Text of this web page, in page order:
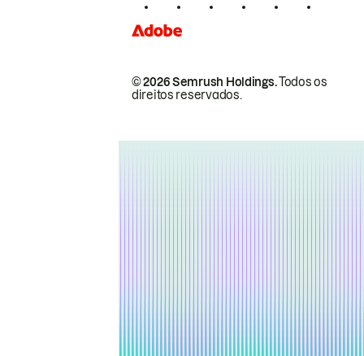
© 2026 Semrush Holdings.Todos os
direitos reservados.